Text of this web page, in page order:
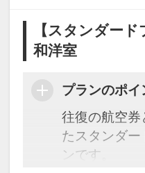
【スタンダー
和洋室
プランのポイ
往復の航空券
たスタンダー
ンです。